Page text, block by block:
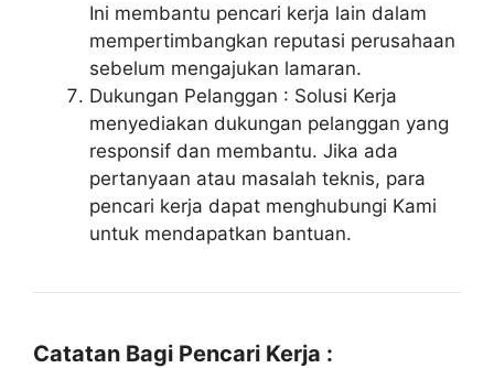
Ini membantu pencari kerja lain dalam
mempertimbangkan reputasi perusahaan
sebelum mengajukan lamaran.
Dukungan Pelanggan : Solusi Kerja
menyediakan dukungan pelanggan yang
responsif dan membantu. Jika ada
pertanyaan atau masalah teknis, para
pencari kerja dapat menghubungi Kami
untuk mendapatkan bantuan.
Catatan Bagi Pencari Kerja :